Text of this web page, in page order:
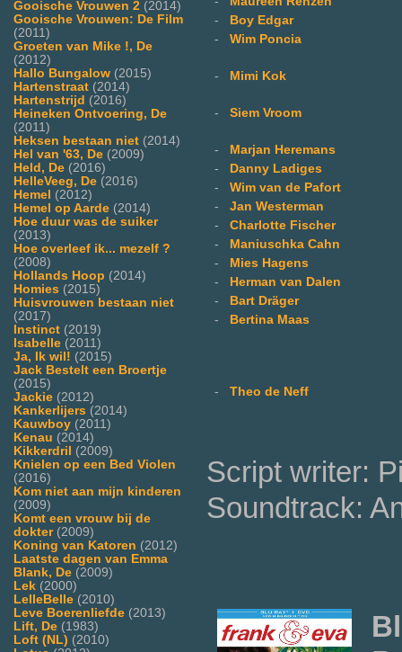
Gooische Vrouwen 2 (2014)
Gooische Vrouwen: De Film
(2011)
Groeten van Mike !, De
(2012)
Hallo Bungalow (2015)
Hartenstraat (2014)
Hartenstrijd (2016)
Heineken Ontvoering, De
(2011)
Heksen bestaan niet (2014)
Hel van '63, De (2009)
Held, De (2016)
HelleVeeg, De (2016)
Hemel (2012)
Hemel op Aarde (2014)
Hoe duur was de suiker
(2013)
Hoe overleef ik... mezelf ?
(2008)
Hollands Hoop (2014)
Homies (2015)
Huisvrouwen bestaan niet
(2017)
Instinct (2019)
Isabelle (2011)
Ja, Ik wil! (2015)
Jack Bestelt een Broertje
(2015)
Jackie (2012)
Kankerlijers (2014)
Kauwboy (2011)
Kenau (2014)
Kikkerdril (2009)
Knielen op een Bed Violen
(2016)
Kom niet aan mijn kinderen
(2009)
Komt een vrouw bij de
dokter(2009)
Koning van Katoren (2012)
Laatste dagen van Emma
Blank, De (2009)
Lek (2000)
LelleBelle (2010)
Leve Boerenliefde (2013)
Lift, De (1983)
Loft (NL) (2010)
-
Boy Edgar
- Wim Poncia
- Mimi Kok
- Siem Vroom
-
Marjan Heremans
-
Danny Ladiges
- Wim van de Pafort
- Jan Westerman
- Charlotte Fischer
-
Maniuschka Cahn
-
Mies Hagens
-
Herman van Dalen
-
Bart Dräger
-
Bertina Maas
- Theo de Neff
Script writer:
Soundtrack: